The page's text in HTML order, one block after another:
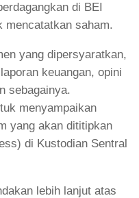
di BEI
mencatatkan saham.
yang dipersyaratkan,
keuangan, opini
sebagainya.
menyampaikan
yang akan dititipkan
di Kustodian Sentral
lebih lanjut atas